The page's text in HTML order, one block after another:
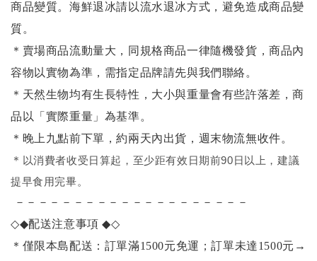
商品變質。海鮮退冰請以流水退冰方式，避免造成商品變
質。
＊賣場商品流動量大，同規格商品一律隨機發貨，商品內
容物以實物為準，需指定品牌請先與我們聯絡。
＊天然生物均有生長特性，大小與重量會有些許落差，商
品以「實際重量」為基準。
＊晚上九點前下單，約兩天內出貨，週末物流無收件。
＊ 以消費者收受日算起，至少距有效日期前90日以上，建議
提早食用完畢。
－－－－－－－－－－－－－－－－－－－－
◇◆配送注意事項◆◇
＊僅限本島配送：訂單滿1500元免運；訂單未達1500元 →